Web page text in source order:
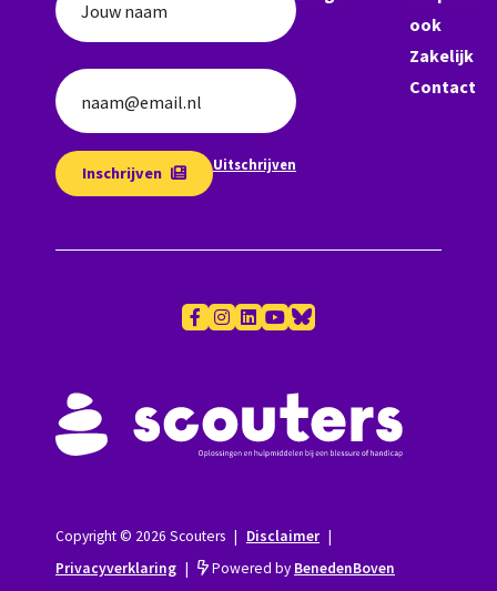
Jouw naam
naam@email.nl
Inschrijven Uitschrijven
ook
Zakelijk
Contact
Copyright © 2026 Scouters | Disclaimer |
Privacyverklaring | Powered by BenedenBoven